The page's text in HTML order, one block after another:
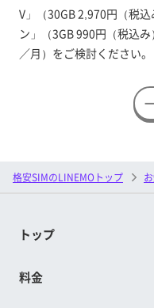
V」（30GB 2,970円（税
ン」（3GB 990円（税込
／月）をご検討ください。
格安SIMのLINEMOトップ
トップ
料金